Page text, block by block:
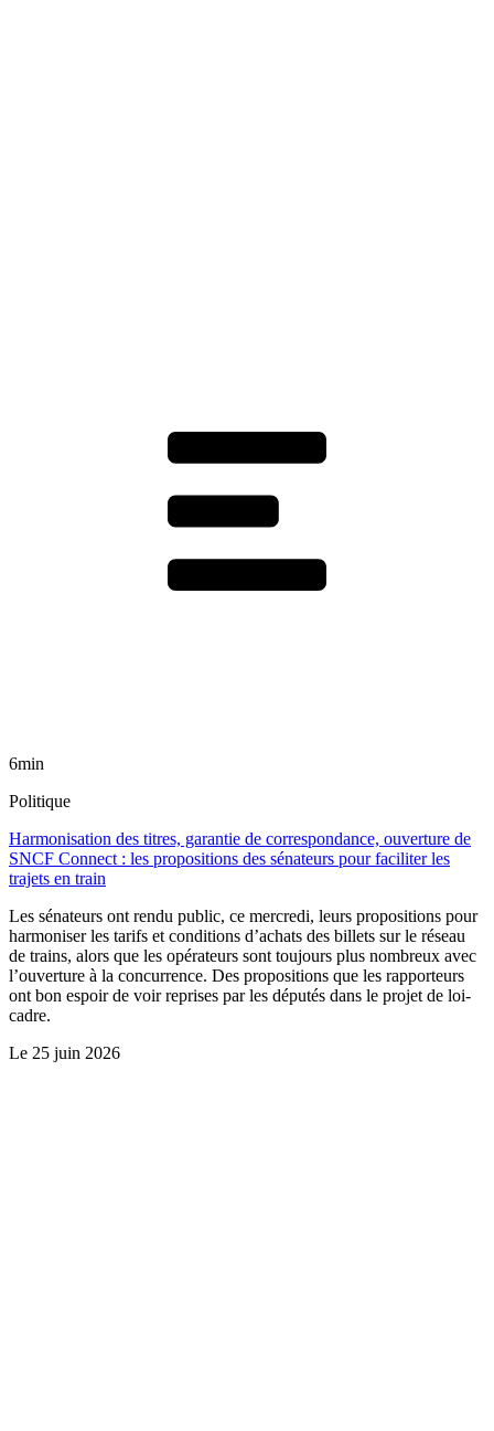
6min
Politique
Harmonisation des titres, garantie de correspondance, ouverture de
SNCF Connect : les propositions des sénateurs pour faciliter les
trajets en train
Les sénateurs ont rendu public, ce mercredi, leurs propositions pour
harmoniser les tarifs et conditions d’achats des billets sur le réseau
de trains, alors que les opérateurs sont toujours plus nombreux avec
l’ouverture à la concurrence. Des propositions que les rapporteurs
ont bon espoir de voir reprises par les députés dans le projet de loi-
cadre.
Le 25 juin 2026